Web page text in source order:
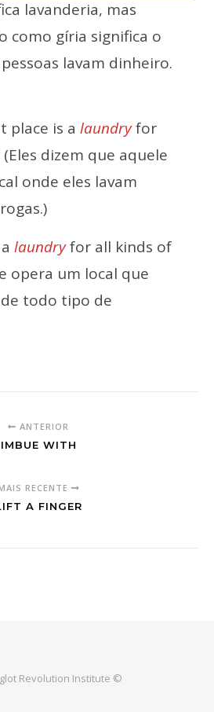
lavanderia, mas
como gíria significa o
lavam dinheiro.
place is a laundryfor
dizem que aquele
onde eles lavam
laundryfor all kinds of
opera um local que
todo tipo de
ANTERIOR
IMBUE WITH
RECENTE
A FINGER
Revolution Institute ©